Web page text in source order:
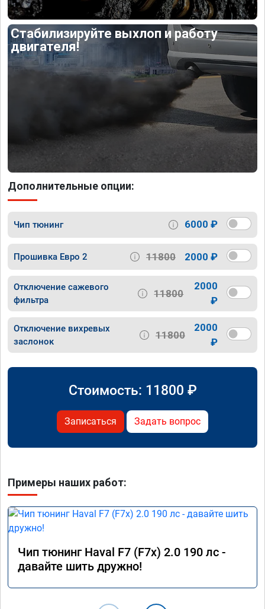
Стабилизируйте выхлоп и работу
двигателя!
Дополнительные опции:
Чип тюнинг 6000 ₽
Прошивка Евро 2 11800 2000 ₽
Отключение сажевого
фильтра
11800
2000
₽
Отключение вихревых
заслонок
11800
2000
₽
Стоимость: 11800 ₽
Записаться Задать вопрос
Примеры наших работ:
Чип тюнинг Haval F7 (F7x) 2.0 190 лс -
давайте шить дружно!